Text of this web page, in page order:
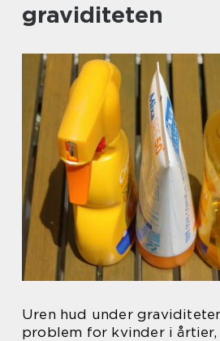
graviditeten
Uren hud under
problem for kvinder i årtier,